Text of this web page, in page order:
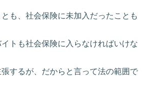
も、社会保険に未加入だったことも
トも社会保険に入らなければいけな
するが、だからと言って法の範囲で